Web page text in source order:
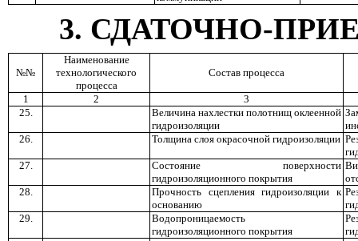
3. СДАТОЧНО-
№№
Наименование
технологического
процесса
Состав процесса
1 2
3
25.
Величина нахлестки полотнищ оклеенной
гидроизоляции
26.
Толщина слоя окрасочной гидроизоляции
27.
Состояние поверхности
гидроизоляционного покрытия
28.
Прочность сцепления гидроизоляции к
основанию
29.
Водопроницаемость
гидроизоляционного покрытия